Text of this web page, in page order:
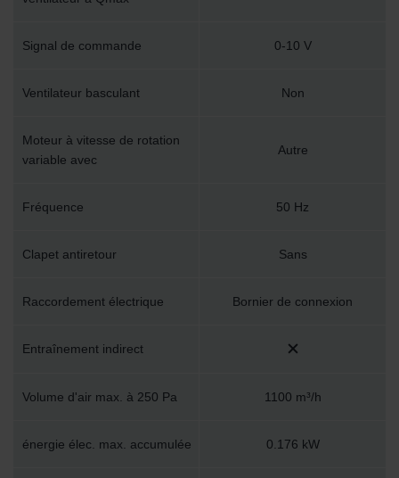
Signal de commande 0-10 V
Ventilateur basculant Non
Moteur à vitesse de rotation
variable avec
Autre
Fréquence 50 Hz
Clapet antiretour Sans
Raccordement électrique Bornier de connexion
Entraînement indirect
Volume d'air max. à 250 Pa 1100 m³/h
énergie élec. max. accumulée 0.176 kW